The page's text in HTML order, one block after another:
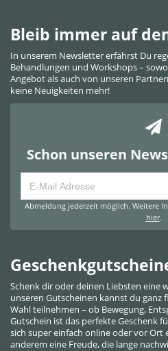
Bleib immer auf
In unserem Newsletter erfährst Du
Behandlungen und Workshops –
Angebot als auch von unseren
keine Neuigkeiten mehr!
Schon unseren
Abmeldung jederzeit möglich. Weitere
hier.
Schenk dir oder deinen Liebsten eine
unseren Gutscheinen kannst du ganz
Wahl teilnehmen – ob Bewegung,
Gutschein ist das perfekte Geschenk
sich super einfach online oder vor Ort
anderem eine Freude, die lange